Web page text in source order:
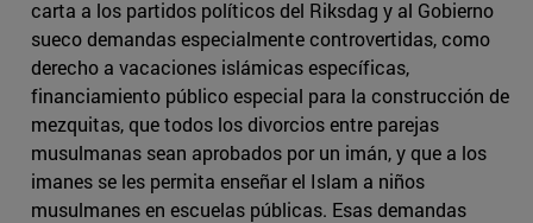
carta a los partidos políticos del Riksdag y al Gobierno
sueco demandas especialmente controvertidas, como
derecho a vacaciones islámicas específicas,
financiamiento público especial para la construcción de
mezquitas, que todos los divorcios entre parejas
musulmanas sean aprobados por un imán, y que a los
imanes se les permita enseñar el Islam a niños
musulmanes en escuelas públicas. Esas demandas